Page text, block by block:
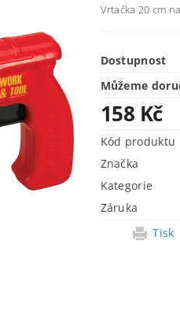
Vrtačka 20 cm
Dostupnost
Můžeme
158 Kč
Kód produktu
Značka
Kategorie
Záruka
Tisk